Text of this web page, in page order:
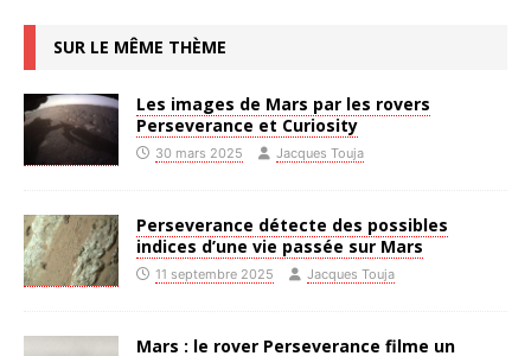
SUR LE MÊME THÈME
Les images de Mars par les rovers
Perseverance et Curiosity
30 mars 2025 Jacques Touja
Perseverance détecte des possibles
indices d’une vie passée sur Mars
11 septembre 2025 Jacques Touja
Mars : le rover Perseverance filme un